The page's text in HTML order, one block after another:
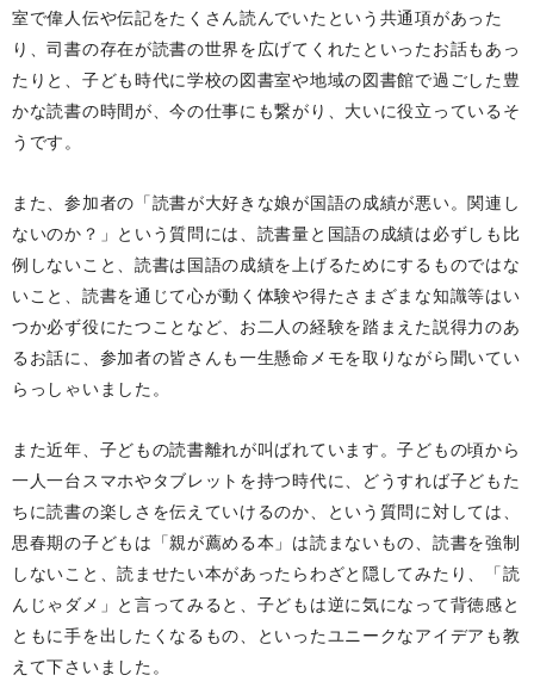
室で偉人伝や伝記をたくさん読んでいたという共通項があった
り、司書の存在が読書の世界を広げてくれたといったお話もあっ
たりと、子ども時代に学校の図書室や地域の図書館で過ごした豊
かな読書の時間が、今の仕事にも繋がり、大いに役立っているそ
うです。
また、参加者の「読書が大好きな娘が国語の成績が悪い。関連し
ないのか？」という質問には、読書量と国語の成績は必ずしも比
例しないこと、読書は国語の成績を上げるためにするものではな
いこと、読書を通じて心が動く体験や得たさまざまな知識等はい
つか必ず役にたつことなど、お二人の経験を踏まえた説得力のあ
るお話に、参加者の皆さんも一生懸命メモを取りながら聞いてい
らっしゃいました。
また近年、子どもの読書離れが叫ばれています。子どもの頃から
一人一台スマホやタブレットを持つ時代に、どうすれば子どもた
ちに読書の楽しさを伝えていけるのか、という質問に対しては、
思春期の子どもは「親が薦める本」は読まないもの、読書を強制
しないこと、読ませたい本があったらわざと隠してみたり、「読
んじゃダメ」と言ってみると、子どもは逆に気になって背徳感と
ともに手を出したくなるもの、といったユニークなアイデアも教
えて下さいました。